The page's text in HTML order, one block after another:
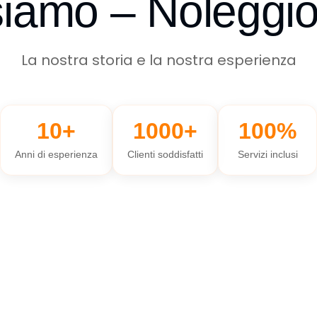
–
La nostra storia e la nostra esperienza
10+
Anni di esperienza
1000+
Clienti soddisfatti
100%
Servizi inclusi